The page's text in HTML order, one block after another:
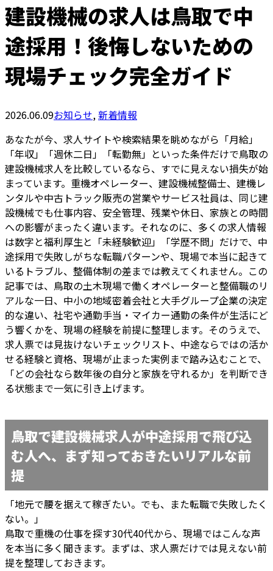
建設機械の求人は鳥取で中
途採用！後悔しないための
現場チェック完全ガイド
2026.06.09お知らせ,新着情報
あなたが今、求人サイトや検索結果を眺めながら「月給」
「年収」「週休二日」「転勤無」といった条件だけで鳥取の
建設機械求人を比較しているなら、すでに見えない損失が始
まっています。重機オペレーター、建設機械整備士、建機レ
ンタルや中古トラック販売の営業やサービス社員は、同じ建
設機械でも仕事内容、安全管理、残業や休日、家族との時間
への影響がまったく違います。それなのに、多くの求人情報
は数字と福利厚生と「未経験歓迎」「学歴不問」だけで、中
途採用で失敗しがちな転職パターンや、現場で本当に起きて
いるトラブル、整備体制の差までは教えてくれません。この
記事では、鳥取の土木現場で働くオペレーターと整備職のリ
アルな一日、中小の地域密着会社と大手グループ企業の決定
的な違い、社宅や通勤手当・マイカー通勤の条件が生活にど
う響くかを、現場の経験を前提に整理します。そのうえで、
求人票では見抜けないチェックリスト、中途ならではの活か
せる経験と資格、現場が止まった実例まで踏み込むことで、
「どの会社なら数年後の自分と家族を守れるか」を判断でき
る状態まで一気に引き上げます。
鳥取で建設機械求人が中途採用で飛び込
む人へ、まず知っておきたいリアルな前
提
「地元で腰を据えて稼ぎたい。でも、また転職で失敗したく
ない。」
鳥取で重機の仕事を探す30代40代から、現場ではこんな声
を本当に多く聞きます。まずは、求人票だけでは見えない前
提を整理しておきます。